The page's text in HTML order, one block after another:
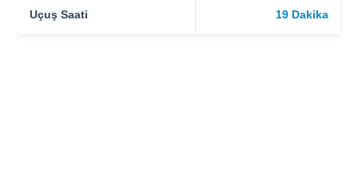
Uçuş Saati 19 Dakika